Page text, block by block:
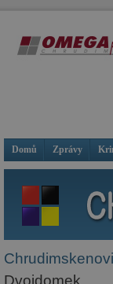
Domů Zprávy
Dvojdomek